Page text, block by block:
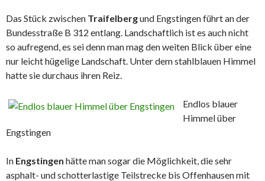
Das Stück zwischen Traifelbergund Engstingen führt an der
Bundesstraße B 312 entlang. Landschaftlich ist es auch nicht
so aufregend, es sei denn man mag den weiten Blick über eine
nur leicht hügelige Landschaft. Unter dem stahlblauen Himmel
hatte sie durchaus ihren Reiz.
Endlos blauer
Himmel über
Engstingen
In Engstingen hätte man sogar die Möglichkeit, die sehr
asphalt- und schotterlastige Teilstrecke bis Offenhausen mit